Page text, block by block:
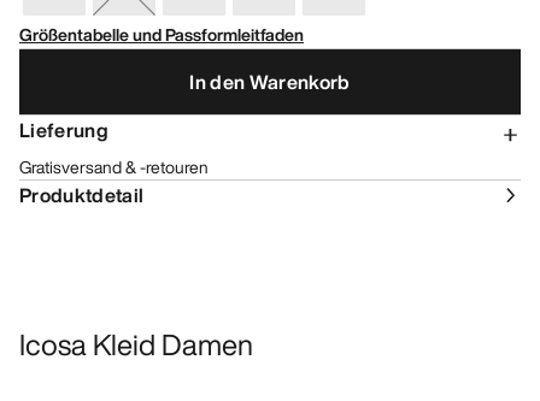
Größentabelle und Passformleitfaden
In den Warenkorb
Lieferung
Gratisversand & -retouren
Produktdetail
Icosa Kleid Damen